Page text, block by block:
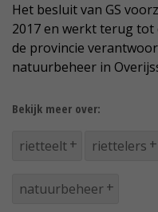
Het besluit van GS
2017 en werkt terug tot
de provincie
natuurbeheer in
Bekijk meer over:
rietteelt riettelers
natuurbeheer